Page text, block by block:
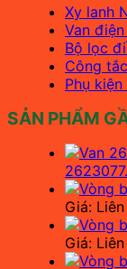
Xy lanh
Van
Bộ lọc
Công
Phụ
SẢN PHẨM
Giá:
Giá: